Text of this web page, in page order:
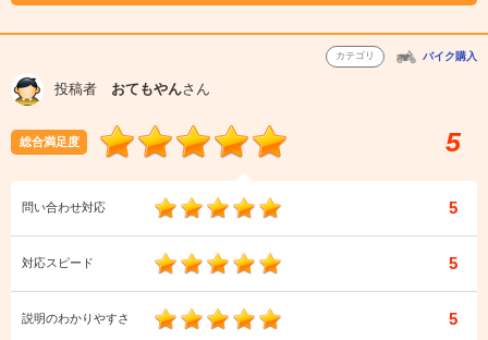
カテゴリ バイク購入
投稿者 おてもやんさん
総合満足度 5
問い合わせ対応 5
対応スピード 5
説明のわかりやすさ 5